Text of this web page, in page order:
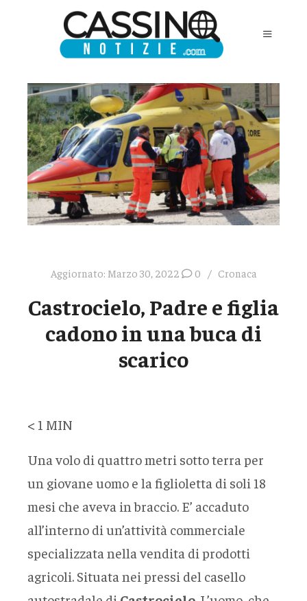
Aggiornato: Marzo 30, 2022 0 Cronaca
Castrocielo, Padre e figlia
cadono in una buca di
scarico
< 1 MIN
Una volo di quattro metri sotto terra per
un giovane uomo e la figlioletta di soli 18
mesi che aveva in braccio. E’ accaduto
all’interno di un’attività commerciale
specializzata nella vendita di prodotti
agricoli. Situata nei pressi del casello